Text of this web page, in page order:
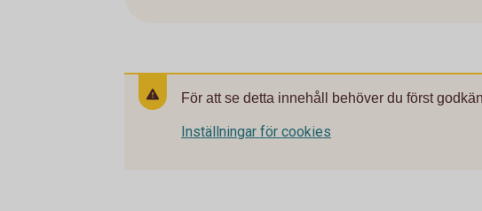
För att se detta innehåll behöver du först
Inställningar för cookies